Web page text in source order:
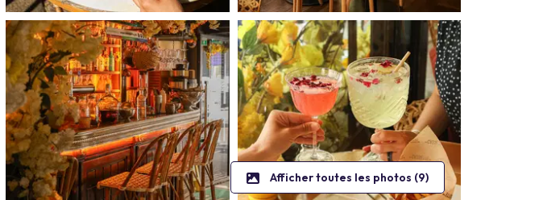
Afficher toutes les photos (9)